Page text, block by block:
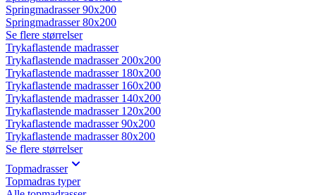
Springmadrasser 90x200
Springmadrasser 80x200
Se flere størrelser
Trykaflastende madrasser
Trykaflastende madrasser 200x200
Trykaflastende madrasser 180x200
Trykaflastende madrasser 160x200
Trykaflastende madrasser 140x200
Trykaflastende madrasser 120x200
Trykaflastende madrasser 90x200
Trykaflastende madrasser 80x200
Se flere størrelser
Topmadrasser
Topmadras typer